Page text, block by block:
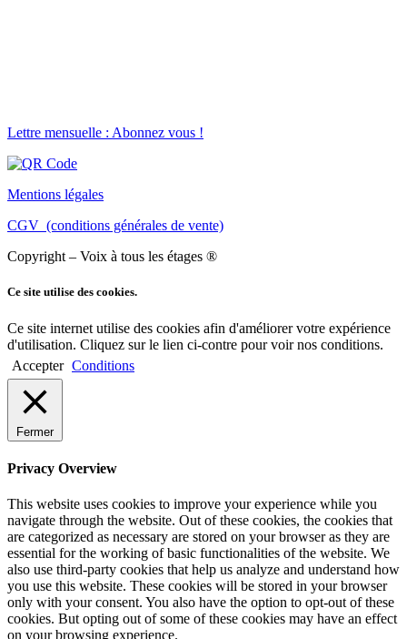
Lettre mensuelle : Abonnez vous !
Mentions légales
CGV (conditions générales de vente)
Copyright – Voix à tous les étages ®
Ce site utilise des cookies.
Ce site internet utilise des cookies afin d'améliorer votre expérience
d'utilisation. Cliquez sur le lien ci-contre pour voir nos conditions.
Accepter Conditions
Fermer
Privacy Overview
This website uses cookies to improve your experience while you
navigate through the website. Out of these cookies, the cookies that
are categorized as necessary are stored on your browser as they are
essential for the working of basic functionalities of the website. We
also use third-party cookies that help us analyze and understand how
you use this website. These cookies will be stored in your browser
only with your consent. You also have the option to opt-out of these
cookies. But opting out of some of these cookies may have an effect
on your browsing experience.